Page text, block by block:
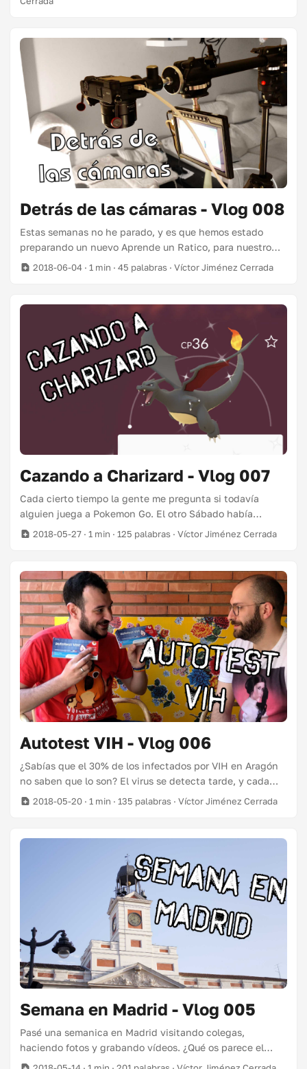
muchos aspectos de lo que significa ser gay.
Principalmente desde el punto de vista de la psicología,
pero cubriendo también parte de historia y cultura. Y lo
hace muy ameno y cercano, intercalando lenguaje
coloquial y experiencias de su consulta entre
explicaciones más formales, lo cual se agradece sobre
todo cuando trata temas peliagudos. ...
Detrás de las cámaras - Vlog 008
Estas semanas no he parado, y es que hemos estado
preparando un nuevo Aprende un Ratico, para nuestro
canal Aparaticos. En el vídeo de esta semana os enseño
2018-06-04 · 1 min · 45 palabras · Víctor Jiménez Cerrada
Cazando a Charizard - Vlog 007
Cada cierto tiempo la gente me pregunta si todavía
alguien juega a Pokemon Go. El otro Sábado había
evento especial para cazar un Charizard negro y grabé un
publicaron, los eventos periódicos y las incursiones le
han dado mucha vida. ...
2018-05-27 · 1 min · 125 palabras · Víctor Jiménez Cerrada
Autotest VIH - Vlog 006
¿Sabías que el 30% de los infectados por VIH en Aragón
no saben que lo son? El virus se detecta tarde, y cada
vez más en población joven. Por ello hace poco se puso a
de tu casa. En el vídeo de esta semana me hago la
prueba con un amigo para que veáis que es rápido y no
duele mucho. Eso sí, recomiendo leer las instrucciones
con calma la primera vez 😅. ...
2018-05-20 · 1 min · 135 palabras · Víctor Jiménez Cerrada
Semana en Madrid - Vlog 005
Pasé una semanica en Madrid visitando colegas,
haciendo fotos y grabando vídeos. ¿Qué os parece el
nuevo look? El lugar donde me arreglaron pelo y barba es